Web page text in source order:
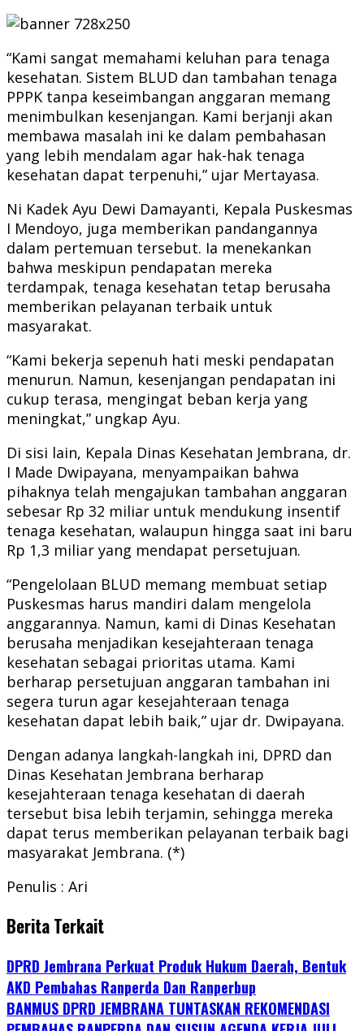
“Kami sangat memahami keluhan para tenaga
kesehatan. Sistem BLUD dan tambahan tenaga
PPPK tanpa keseimbangan anggaran memang
menimbulkan kesenjangan. Kami berjanji akan
membawa masalah ini ke dalam pembahasan
yang lebih mendalam agar hak-hak tenaga
kesehatan dapat terpenuhi,” ujar Mertayasa.
Ni Kadek Ayu Dewi Damayanti, Kepala Puskesmas
I Mendoyo, juga memberikan pandangannya
dalam pertemuan tersebut. Ia menekankan
bahwa meskipun pendapatan mereka
terdampak, tenaga kesehatan tetap berusaha
memberikan pelayanan terbaik untuk
masyarakat.
“Kami bekerja sepenuh hati meski pendapatan
menurun. Namun, kesenjangan pendapatan ini
cukup terasa, mengingat beban kerja yang
meningkat,” ungkap Ayu.
Di sisi lain, Kepala Dinas Kesehatan Jembrana, dr.
I Made Dwipayana, menyampaikan bahwa
pihaknya telah mengajukan tambahan anggaran
sebesar Rp 32 miliar untuk mendukung insentif
tenaga kesehatan, walaupun hingga saat ini baru
Rp 1,3 miliar yang mendapat persetujuan.
“Pengelolaan BLUD memang membuat setiap
Puskesmas harus mandiri dalam mengelola
anggarannya. Namun, kami di Dinas Kesehatan
berusaha menjadikan kesejahteraan tenaga
kesehatan sebagai prioritas utama. Kami
berharap persetujuan anggaran tambahan ini
segera turun agar kesejahteraan tenaga
kesehatan dapat lebih baik,” ujar dr. Dwipayana.
Dengan adanya langkah-langkah ini, DPRD dan
Dinas Kesehatan Jembrana berharap
kesejahteraan tenaga kesehatan di daerah
tersebut bisa lebih terjamin, sehingga mereka
dapat terus memberikan pelayanan terbaik bagi
masyarakat Jembrana. (*)
Penulis : Ari
Berita Terkait
DPRD Jembrana Perkuat Produk Hukum Daerah, Bentuk
AKD Pembahas Ranperda Dan Ranperbup
BANMUS DPRD JEMBRANA TUNTASKAN REKOMENDASI